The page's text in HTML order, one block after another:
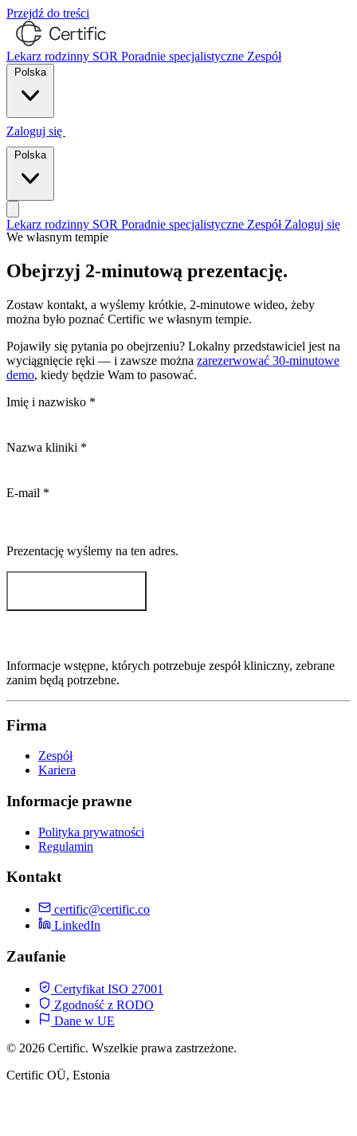
Przejdź do treści
Lekarz rodzinny SOR Poradnie specjalistyczne Zespół
Polska
Zaloguj się
Polska
Lekarz rodzinny SOR Poradnie specjalistyczne Zespół Zaloguj się
We własnym tempie
Obejrzyj 2-minutową prezentację.
Zostaw kontakt, a wyślemy krótkie, 2-minutowe wideo, żeby
można było poznać Certific we własnym tempie.
Pojawiły się pytania po obejrzeniu? Lokalny przedstawiciel jest na
wyciągnięcie ręki — i zawsze można zarezerwować 30-minutowe
demo, kiedy będzie Wam to pasować.
Imię i nazwisko *
Nazwa kliniki *
E-mail *
Prezentację wyślemy na ten adres.
Informacje wstępne, których potrzebuje zespół kliniczny, zebrane
zanim będą potrzebne.
Firma
Zespół
Kariera
Informacje prawne
Polityka prywatności
Regulamin
Kontakt
certific@certific.co
LinkedIn
Zaufanie
Certyfikat ISO 27001
Zgodność z RODO
Dane w UE
© 2026 Certific. Wszelkie prawa zastrzeżone.
Certific OÜ, Estonia